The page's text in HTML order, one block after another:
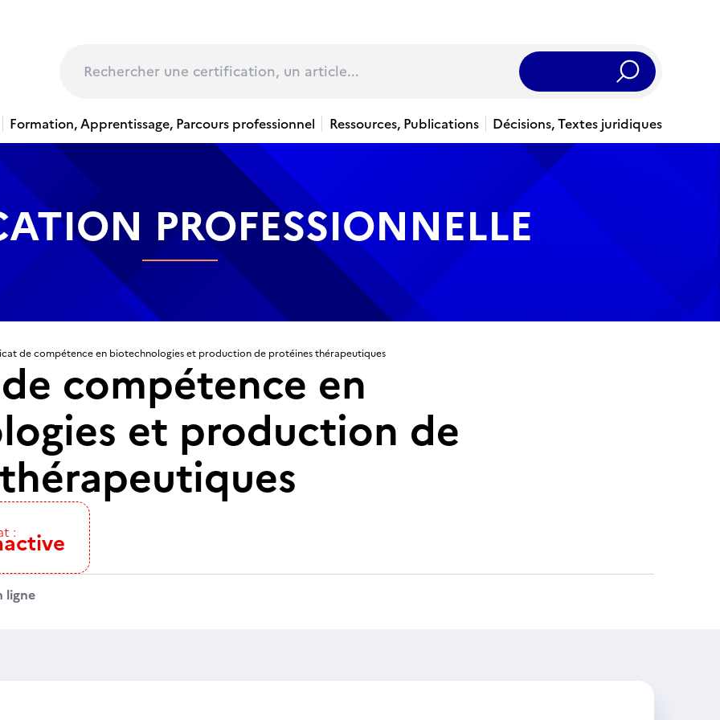
Rechercher
Formation, Apprentissage, Parcours professionnel Ressources, Publications Décisions, Textes juridiques
PROFESSIONNELLE
de compétence en biotechnologies et production de protéines thérapeutiques
compétence en
et production de
:
ligne